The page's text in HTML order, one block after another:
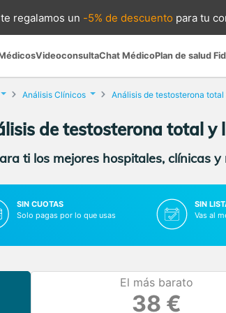
regalamos un -5% de descuento para tu
VideoconsultaChat MédicoPlan de salud
Análisis Clínicos Análisis de testosterona total
de testosterona total y
ti los mejores hospitales, clínicas
SIN CUOTAS
Solo pagas por lo que usas
SIN
Vas al
El más barato
38 €